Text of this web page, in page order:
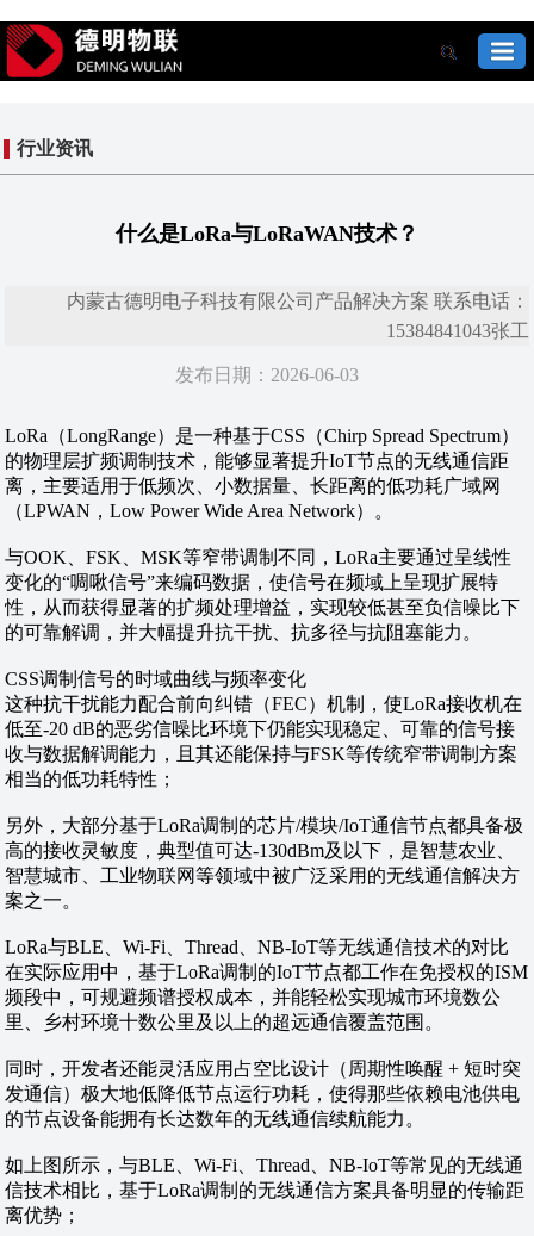
行业资讯
什么是LoRa与LoRaWAN技术？
内蒙古德明电子科技有限公司产品解决方案 联系电话：
15384841043张工
发布日期：2026-06-03
LoRa（LongRange）是一种基于CSS（Chirp Spread Spectrum）
的物理层扩频调制技术，能够显著提升IoT节点的无线通信距
离，主要适用于低频次、小数据量、长距离的低功耗广域网
（LPWAN，Low Power Wide Area Network）。
与OOK、FSK、MSK等窄带调制不同，LoRa主要通过呈线性
变化的“啁啾信号”来编码数据，使信号在频域上呈现扩展特
性，从而获得显著的扩频处理增益，实现较低甚至负信噪比下
的可靠解调，并大幅提升抗干扰、抗多径与抗阻塞能力。
CSS调制信号的时域曲线与频率变化
这种抗干扰能力配合前向纠错（FEC）机制，使LoRa接收机在
低至-20 dB的恶劣信噪比环境下仍能实现稳定、可靠的信号接
收与数据解调能力，且其还能保持与FSK等传统窄带调制方案
相当的低功耗特性；
另外，大部分基于LoRa调制的芯片/模块/IoT通信节点都具备极
高的接收灵敏度，典型值可达-130dBm及以下，是智慧农业、
智慧城市、工业物联网等领域中被广泛采用的无线通信解决方
案之一。
LoRa与BLE、Wi-Fi、Thread、NB-IoT等无线通信技术的对比
在实际应用中，基于LoRa调制的IoT节点都工作在免授权的ISM
频段中，可规避频谱授权成本，并能轻松实现城市环境数公
里、乡村环境十数公里及以上的超远通信覆盖范围。
同时，开发者还能灵活应用占空比设计（周期性唤醒 + 短时突
发通信）极大地低降低节点运行功耗，使得那些依赖电池供电
的节点设备能拥有长达数年的无线通信续航能力。
如上图所示，与BLE、Wi-Fi、Thread、NB-IoT等常见的无线通
信技术相比，基于LoRa调制的无线通信方案具备明显的传输距
离优势；